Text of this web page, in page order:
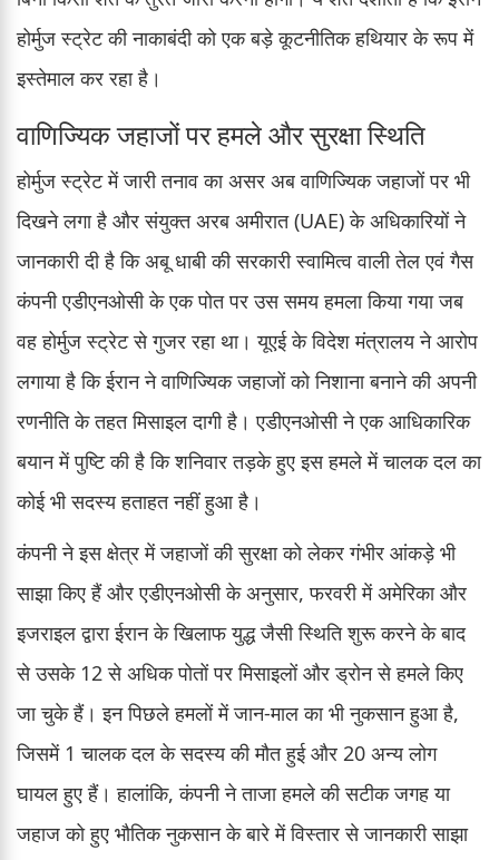
होर्मुज स्ट्रेट की नाकाबंदी को एक बड़े कूटनीतिक हथियार के रूप में
इस्तेमाल कर रहा है।
वाणिज्यिक जहाजों पर हमले और सुरक्षा स्थिति
होर्मुज स्ट्रेट में जारी तनाव का असर अब वाणिज्यिक जहाजों पर भी
दिखने लगा है और संयुक्त अरब अमीरात (UAE) के अधिकारियों ने
जानकारी दी है कि अबू धाबी की सरकारी स्वामित्व वाली तेल एवं गैस
कंपनी एडीएनओसी के एक पोत पर उस समय हमला किया गया जब
वह होर्मुज स्ट्रेट से गुजर रहा था। यूएई के विदेश मंत्रालय ने आरोप
लगाया है कि ईरान ने वाणिज्यिक जहाजों को निशाना बनाने की अपनी
रणनीति के तहत मिसाइल दागी है। एडीएनओसी ने एक आधिकारिक
बयान में पुष्टि की है कि शनिवार तड़के हुए इस हमले में चालक दल का
कोई भी सदस्य हताहत नहीं हुआ है।
कंपनी ने इस क्षेत्र में जहाजों की सुरक्षा को लेकर गंभीर आंकड़े भी
साझा किए हैं और एडीएनओसी के अनुसार, फरवरी में अमेरिका और
इजराइल द्वारा ईरान के खिलाफ युद्ध जैसी स्थिति शुरू करने के बाद
से उसके 12 से अधिक पोतों पर मिसाइलों और ड्रोन से हमले किए
जा चुके हैं। इन पिछले हमलों में जान-माल का भी नुकसान हुआ है,
जिसमें 1 चालक दल के सदस्य की मौत हुई और 20 अन्य लोग
घायल हुए हैं। हालांकि, कंपनी ने ताजा हमले की सटीक जगह या
जहाज को हुए भौतिक नुकसान के बारे में विस्तार से जानकारी साझा